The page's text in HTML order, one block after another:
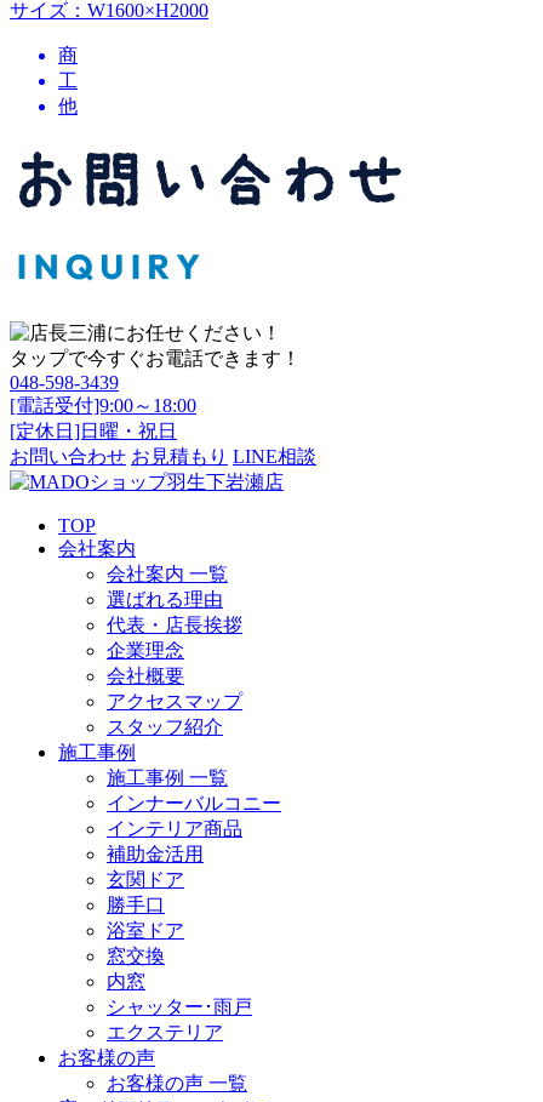
サイズ：W1600×H2000
商
工
他
タップで今すぐお電話できます！
048-598-3439
[電話受付]9:00～18:00
[定休日]日曜・祝日
お問い合わせ お見積もり LINE相談
TOP
会社案内
会社案内 一覧
選ばれる理由
代表・店長挨拶
企業理念
会社概要
アクセスマップ
スタッフ紹介
施工事例
施工事例 一覧
インナーバルコニー
インテリア商品
補助金活用
玄関ドア
勝手口
浴室ドア
窓交換
内窓
シャッター･雨戸
エクステリア
お客様の声
お客様の声 一覧